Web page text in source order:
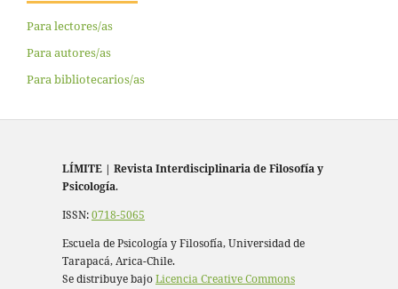
Para lectores/as
Para autores/as
Para bibliotecarios/as
LÍMITE | Revista Interdisciplinaria de Filosofía y
Psicología.
ISSN:0718-5065
Escuela de Psicología y Filosofía, Universidad de
Tarapacá, Arica-Chile.
Se distribuye bajoLicencia Creative Commons